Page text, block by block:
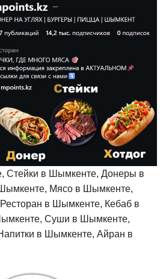
Стейки в Шымкенте, Донеры в
Мясо в Шымкенте,
в Шымкенте, Кебаб в
Суши в Шымкенте,
в Шымкенте, Айран в